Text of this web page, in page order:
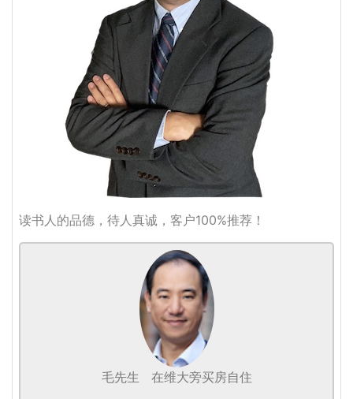
读书人的品德，待人真诚，客户100%推荐！
毛先生
在维大旁买房自住